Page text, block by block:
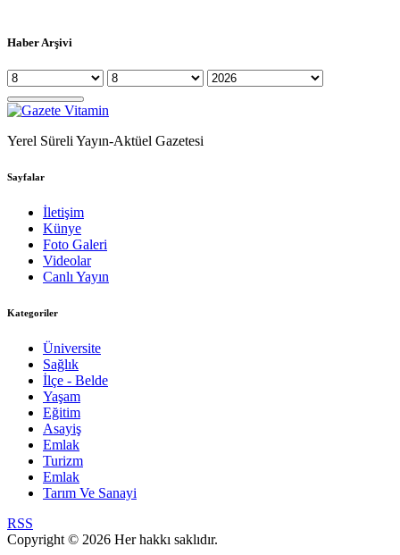
Haber Arşivi
Yerel Süreli Yayın-Aktüel Gazetesi
Sayfalar
İletişim
Künye
Foto Galeri
Videolar
Canlı Yayın
Kategoriler
Üniversite
Sağlık
İlçe - Belde
Yaşam
Eğitim
Asayiş
Emlak
Turizm
Emlak
Tarım Ve Sanayi
RSS
Copyright © 2026 Her hakkı saklıdır.